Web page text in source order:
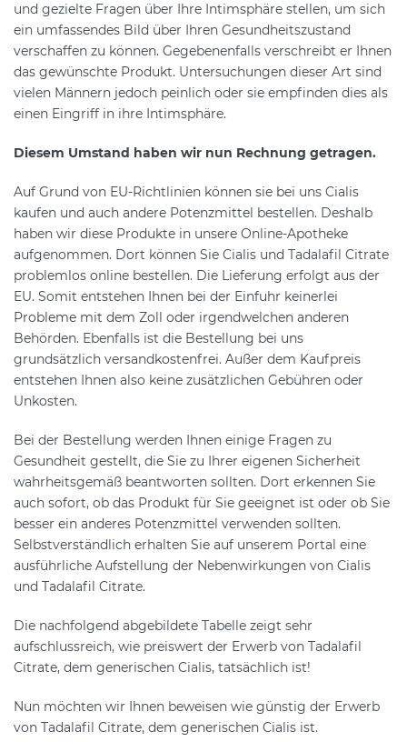
und gezielte Fragen über Ihre Intimsphäre stellen, um sich
ein umfassendes Bild über Ihren Gesundheitszustand
verschaffen zu können. Gegebenenfalls verschreibt er Ihnen
das gewünschte Produkt. Untersuchungen dieser Art sind
vielen Männern jedoch peinlich oder sie empfinden dies als
einen Eingriff in ihre Intimsphäre.
Diesem Umstand haben wir nun Rechnung getragen.
Auf Grund von EU-Richtlinien können sie bei uns Cialis
kaufen und auch andere Potenzmittel bestellen. Deshalb
haben wir diese Produkte in unsere Online-Apotheke
aufgenommen. Dort können Sie Cialis und Tadalafil Citrate
problemlos online bestellen. Die Lieferung erfolgt aus der
EU. Somit entstehen Ihnen bei der Einfuhr keinerlei
Probleme mit dem Zoll oder irgendwelchen anderen
Behörden. Ebenfalls ist die Bestellung bei uns
grundsätzlich versandkostenfrei. Außer dem Kaufpreis
entstehen Ihnen also keine zusätzlichen Gebühren oder
Unkosten.
Bei der Bestellung werden Ihnen einige Fragen zu
Gesundheit gestellt, die Sie zu Ihrer eigenen Sicherheit
wahrheitsgemäß beantworten sollten. Dort erkennen Sie
auch sofort, ob das Produkt für Sie geeignet ist oder ob Sie
besser ein anderes Potenzmittel verwenden sollten.
Selbstverständlich erhalten Sie auf unserem Portal eine
ausführliche Aufstellung der Nebenwirkungen von Cialis
und Tadalafil Citrate.
Die nachfolgend abgebildete Tabelle zeigt sehr
aufschlussreich, wie preiswert der Erwerb von Tadalafil
Citrate, dem generischen Cialis, tatsächlich ist!
Nun möchten wir Ihnen beweisen wie günstig der Erwerb
von Tadalafil Citrate, dem generischen Cialis ist.